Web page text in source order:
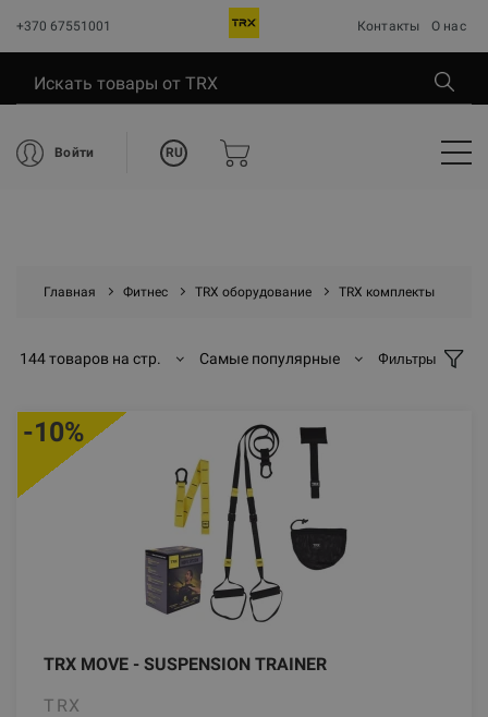
+370 67551001 Контакты О нас
Войти RU
Главная Фитнес TRX оборудование TRX комплекты
144 товаров на стр. Самые популярные Фильтры
TRX MOVE - SUSPENSION TRAINER
TRX
-10%